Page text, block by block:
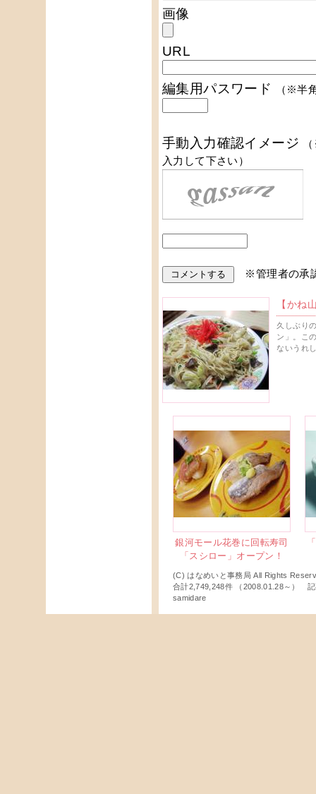
画像
URL
編集用パスワード （※半
手動入力確認イメージ
入力して下さい）
※管理者の承
【かね
久しぶり
ン」。こ
ないうれ
銀河モール花巻に回転寿司
「スシロー」オープン！
(C) はなめいと事務局 All Rights
合計2,749,248件 （2008.01.28～）
samidare